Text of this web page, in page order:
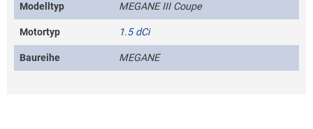
Modelltyp MEGANE III Coupe
Motortyp 1.5 dCi
Baureihe MEGANE